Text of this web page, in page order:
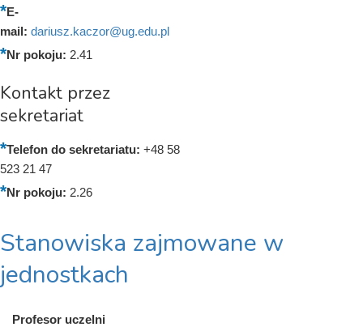
E-
mail: dariusz.kaczor@ug.edu.pl
Nr pokoju: 2.41
Kontakt przez
sekretariat
Telefon do sekretariatu: +48 58
523 21 47
Nr pokoju: 2.26
Stanowiska zajmowane w
jednostkach
Profesor uczelni